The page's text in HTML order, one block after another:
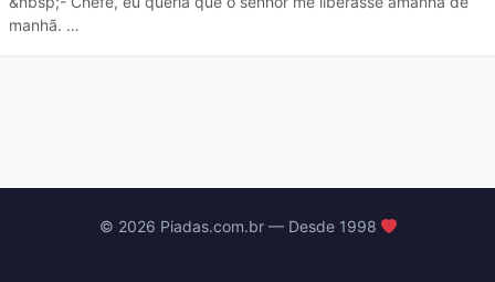
manhã. …
© 2026 Piadas.com.br — Desde 1998